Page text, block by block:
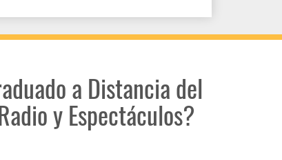
a Distancia del
y Espectáculos?